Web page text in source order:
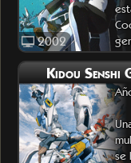
2002
Kidou Senshi
se